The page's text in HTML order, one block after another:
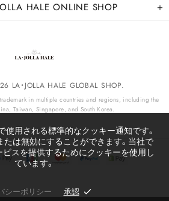
HALE ONLINE SHOP
LA・JOLLA HALE GLOBAL SHOP.
in multiple countries and regions, including the
Taiwan, Singapore, and South Korea.
使用される標準的なクッキー通知です。
たは無効にすることができます。当社で
ビスを提供するためにクッキーを使用し
ています。
シーポリシー 承認